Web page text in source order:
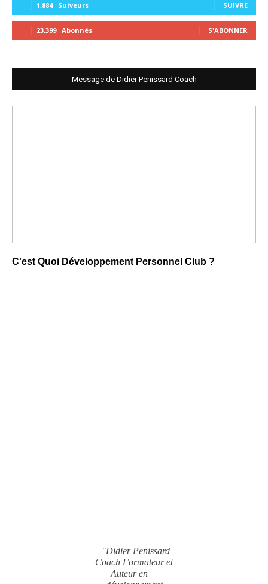
1,884 Suiveurs SUIVRE
23,399 Abonnés S'ABONNER
Message de Didier Penissard Coach
C'est Quoi Développement Personnel Club ?
"Didier Penissard
Coach Formateur et
Auteur en